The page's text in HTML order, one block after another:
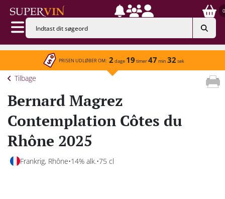
0
PRISEN UDLØBER OM: 2 dage 19 timer47 min 32 sek
Tilbage
Bernard Magrez
Contemplation Côtes du
Rhône 2025
Frankrig, Rhône 14% alk. 75 cl